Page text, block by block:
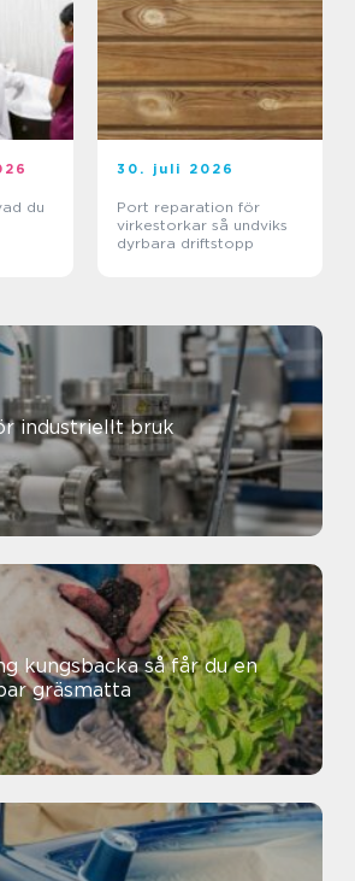
30. juli 2026
Port reparation för
virkestorkar så undviks
dyrbara driftstopp
industriellt bruk
så får du en
gräsmatta